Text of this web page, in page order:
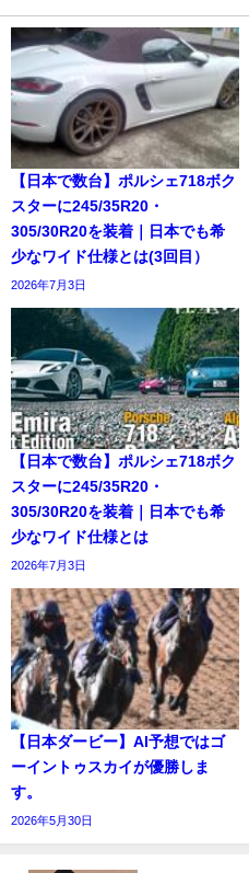
【日本で数台】ポルシェ718ボク
スターに245/35R20・
305/30R20を装着｜日本でも希
少なワイド仕様とは(3回目）
2026年7月3日
【日本で数台】ポルシェ718ボク
スターに245/35R20・
305/30R20を装着｜日本でも希
少なワイド仕様とは
2026年7月3日
【日本ダービー】AI予想ではゴ
ーイントゥスカイが優勝しま
す。
2026年5月30日